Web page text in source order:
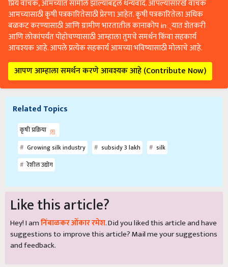
प्रिय वाचक, आमच्यात सामील झाल्याबद्दल धन्यवाद. आपल्यासारखे वाचक
आमच्यासाठी कृषी पत्रकारितेसाठी प्रेरणा आहेत. कृषी पत्रकारितेला अधिक
बळकट करण्यासाठी आणि ग्रामीण भारतातील कानाकोप in्यात शेतकरी
आणि लोकांपर्यंत पोहोचण्यासाठी आम्हाला तुमचे समर्थन किंवा सहकार्य
आवश्यक आहे. आपले प्रत्येक सहकार्य आमच्या भविष्यासाठी मोलाचे आहे.
आपण आम्हाला समर्थन करणे आवश्यक आहे (Contribute Now)
Related Topics
कृषी प्रक्रिया
Growing silk industry
subsidy 3 lakh
silk
रेशील उद्योग
Like this article?
Hey! I amनिंबाळकर ओंकार रमेश. Did you liked this article and have
suggestions to improve this article?Mailme your suggestions
and feedback.